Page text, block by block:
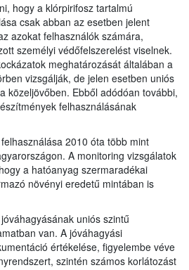
hogy a klórpirifosz tartalmú
csak abban az esetben jelent
azokat felhasználók számára,
személyi védőfelszerelést viselnek.
meghatározását általában a
vizsgálják, de jelen esetben uniós
közeljövőben. Ebből adódóan további,
felhasználásának
2010 óta több mint
A monitoring vizsgálatok
a hatóanyag szermaradékai
növényi eredetű mintában is
uniós szintű
van. A jóváhagyási
értékelése, figyelembe véve
szintén számos korlátozást